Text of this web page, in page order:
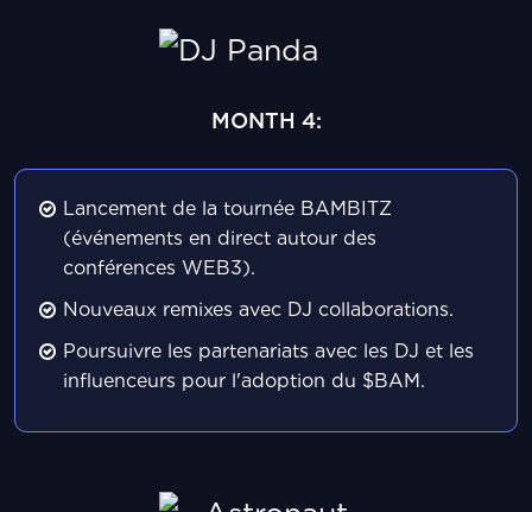
MONTH 4:
Lancement de la tournée BAMBITZ
(événements en direct autour des
conférences WEB3).
Nouveaux remixes avec DJ collaborations.
Poursuivre les partenariats avec les DJ et les
influenceurs pour l'adoption du $BAM.